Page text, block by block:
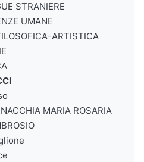
STRANIERE
UMANE
ARTISTICA
MARIA ROSARIA